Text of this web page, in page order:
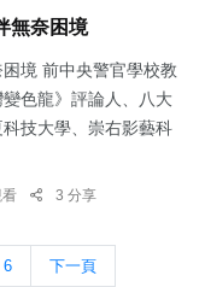
無奈困境
境 前中央警官學校教
色龍》評論人、八大
技大學、崇右影藝科
3 分享
6 下一頁